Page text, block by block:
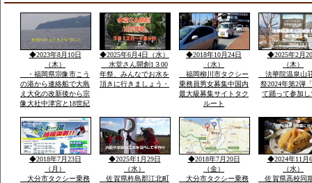
◆2023年8月10日
（木）
・福岡県宗像市こう
の港から連絡船で大島
え大化の改新後から宗
像大社中津宮と18世紀
宮遥拝所「神宿る島」
沖ノ島ユネスコ世界遺
産構成資産郡島には最
新の宗像市みなとタク
シー1台常時待機
◆2025年6月4日（水）
水堂さん開創1３00
年祭、みんなでお水を
頂きに行きましょう・
◆2018年10月24日
（水）
福岡柳川市タクシー
乗務員男女募集中国内
最大級募集サイトタク
ルート
◆2025年2月
（木）
法華院温泉山
祭2024年第2弾
て踊って参加し
◆2018年7月23日
（月）
大分市タクシー乗務
◆2025年1月29日
（水）
佐賀県杵島郡江北町
◆2018年7月20日
（金）
大分市タクシー乗務
◆2024年11月
（水）
佐賀県高校同